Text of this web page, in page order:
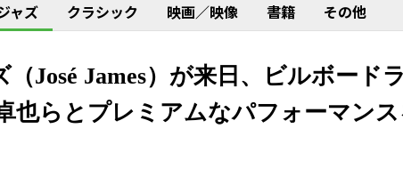
ャズ クラシック 映画／映像 書籍 その他
José James）が来日、ビルボード
也らとプレミアムなパフォーマン